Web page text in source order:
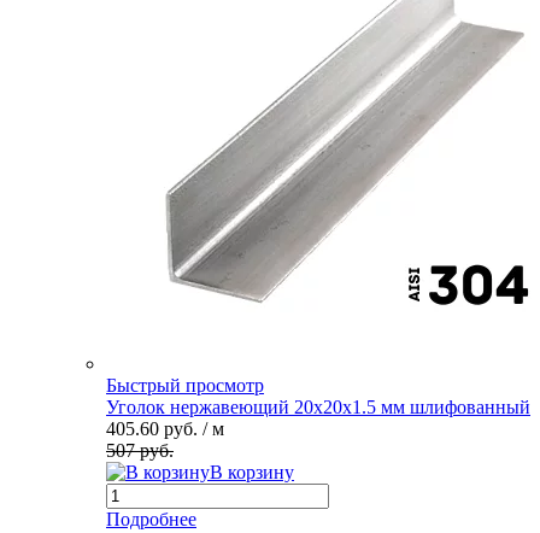
Быстрый просмотр
Уголок нержавеющий 20х20х1.5 мм шлифованный
405.60 руб. / м
507 руб.
В корзину
Подробнее